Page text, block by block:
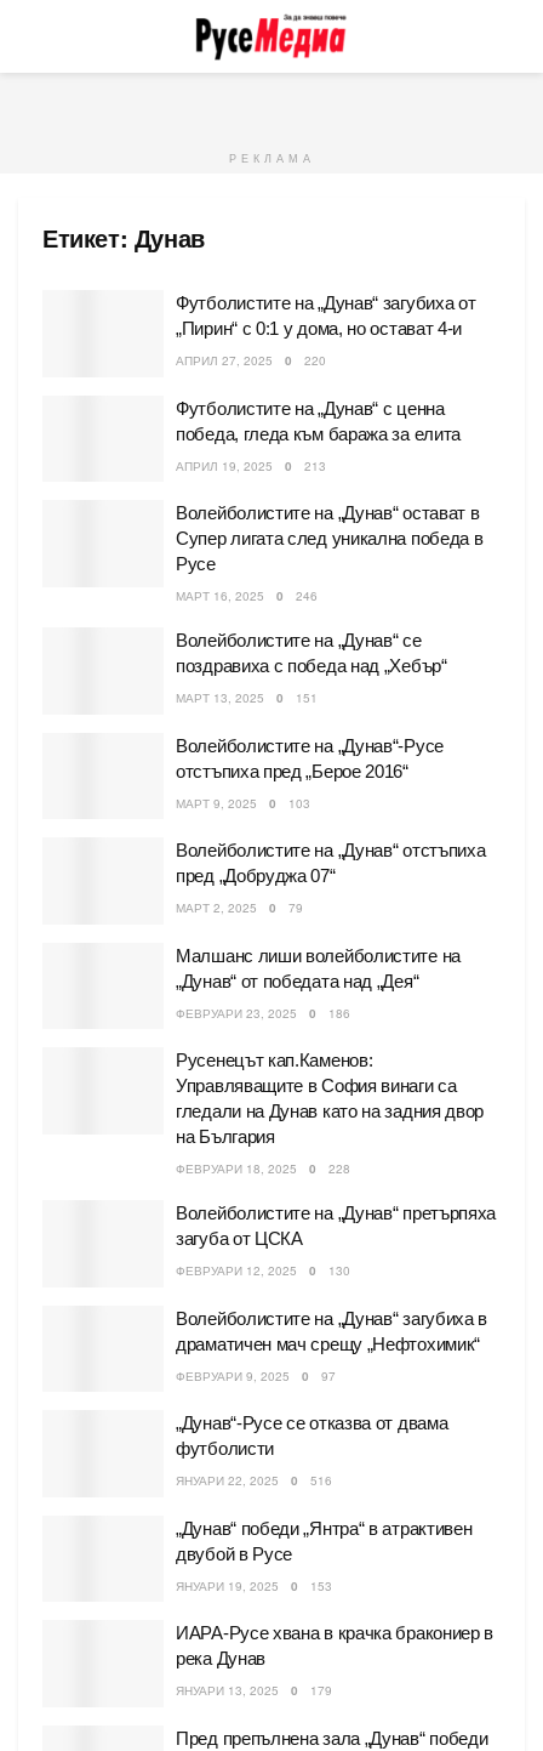
РЕКЛАМА
Етикет: Дунав
Футболистите на „Дунав“ загубиха от
„Пирин“ с 0:1 у дома, но остават 4-и
АПРИЛ 27, 2025 0 220
Футболистите на „Дунав“ с ценна
победа, гледа към баража за елита
АПРИЛ 19, 2025 0 213
Волейболистите на „Дунав“ остават в
Супер лигата след уникална победа в
Русе
МАРТ 16, 2025 0 246
Волейболистите на „Дунав“ се
поздравиха с победа над „Хебър“
МАРТ 13, 2025 0 151
Волейболистите на „Дунав“-Русе
отстъпиха пред „Берое 2016“
МАРТ 9, 2025 0 103
Волейболистите на „Дунав“ отстъпиха
пред „Добруджа 07“
МАРТ 2, 2025 0 79
Малшанс лиши волейболистите на
„Дунав“ от победата над „Дея“
ФЕВРУАРИ 23, 2025 0 186
Русенецът кап.Каменов:
Управляващите в София винаги са
гледали на Дунав като на задния двор
на България
ФЕВРУАРИ 18, 2025 0 228
Волейболистите на „Дунав“ претърпяха
загуба от ЦСКА
ФЕВРУАРИ 12, 2025 0 130
Волейболистите на „Дунав“ загубиха в
драматичен мач срещу „Нефтохимик“
ФЕВРУАРИ 9, 2025 0 97
„Дунав“-Русе се отказва от двама
футболисти
ЯНУАРИ 22, 2025 0 516
„Дунав“ победи „Янтра“ в атрактивен
двубой в Русе
ЯНУАРИ 19, 2025 0 153
ИАРА-Русе хвана в крачка бракониер в
река Дунав
ЯНУАРИ 13, 2025 0 179
Пред препълнена зала „Дунав“ победи